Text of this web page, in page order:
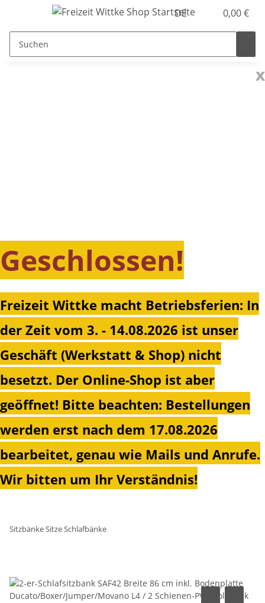
DE 0,00 €
x
Geschlossen!
Freizeit Wittke macht Betriebsferien: In
der Zeit vom 3. - 14.08.2026 ist unser
Geschäft (Werkstatt & Shop) nicht
besetzt. Der Online-Shop ist aber
geöffnet! Bitte beachten: Bestellungen
werden erst nach dem 17.08.2026
bearbeitet, genau wie Mails und Anrufe.
Wir bitten um Ihr Verständnis!
Sitzbänke Sitze Schlafbänke